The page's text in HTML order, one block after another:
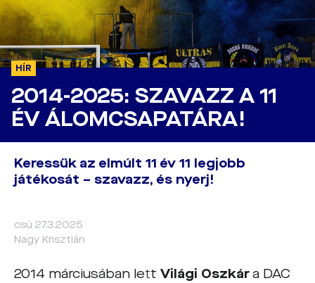
HÍR
2014-2025: SZAVAZZ A 11
ÉV ÁLOMCSAPATÁRA!
Keressük az elmúlt 11 év 11 legjobb
játékosát – szavazz, és nyerj!
csü 27.3.2025
Nagy Krisztián
2014 márciusában lett Világi Oszkára DAC